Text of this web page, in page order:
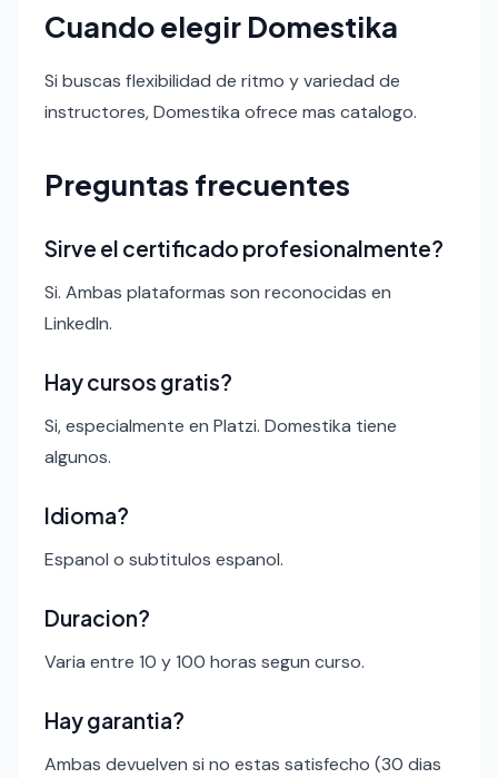
Cuando elegir Domestika
Si buscas flexibilidad de ritmo y variedad de
instructores, Domestika ofrece mas catalogo.
Preguntas frecuentes
Sirve el certificado profesionalmente?
Si. Ambas plataformas son reconocidas en
LinkedIn.
Hay cursos gratis?
Si, especialmente en Platzi. Domestika tiene
algunos.
Idioma?
Espanol o subtitulos espanol.
Duracion?
Varia entre 10 y 100 horas segun curso.
Hay garantia?
Ambas devuelven si no estas satisfecho (30 dias